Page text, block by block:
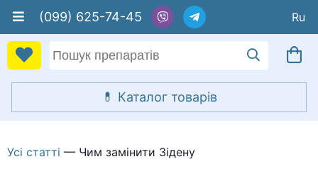
(099) 625-74-45
Усі статті — Чим замінити Зідену